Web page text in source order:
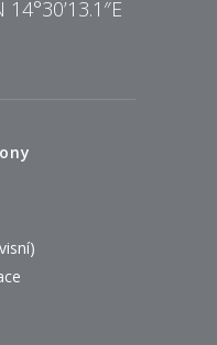
14°30’13.1″E